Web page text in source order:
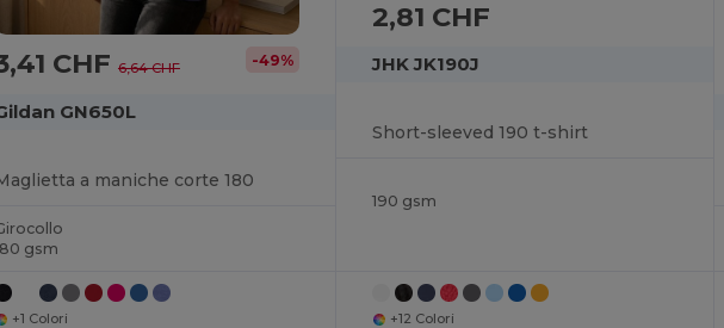
CHF 6,64 CHF -49%
GN650L
a maniche corte 180
gsm
+1 Colori
2,81 CHF
JHK JK190J
Short-sleeved 190 t-shirt
190 gsm
+12 Colori